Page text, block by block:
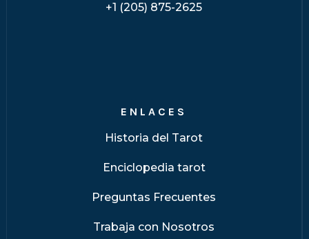
+1 (205) 875-2625
ENLACES
Historia del Tarot
Enciclopedia tarot
Preguntas Frecuentes
Trabaja con Nosotros